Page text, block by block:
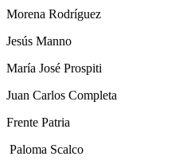
Morena Rodríguez
Jesús Manno
María José Prospiti
Juan Carlos Completa
Frente Patria
Paloma Scalco